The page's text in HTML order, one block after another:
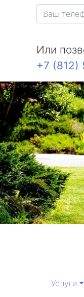
Или
+7 (812)
Услуги